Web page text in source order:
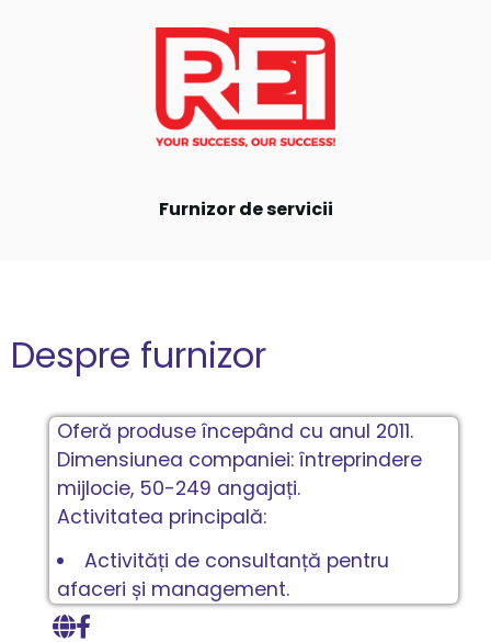
Furnizor de servicii
Despre furnizor
Oferă produse începând cu anul 2011.
Dimensiunea companiei: întreprindere
mijlocie, 50-249 angajați.
Activitatea principală:
Activități de consultanță pentru
afaceri și management.